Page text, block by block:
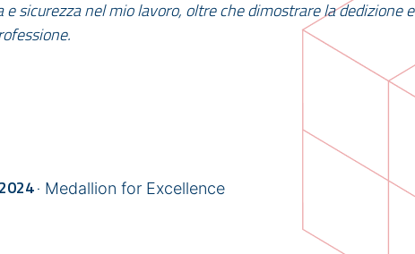
e sicurezza nel mio lavoro, oltre che dimostrare la dedizione e
Medallion for Excellence